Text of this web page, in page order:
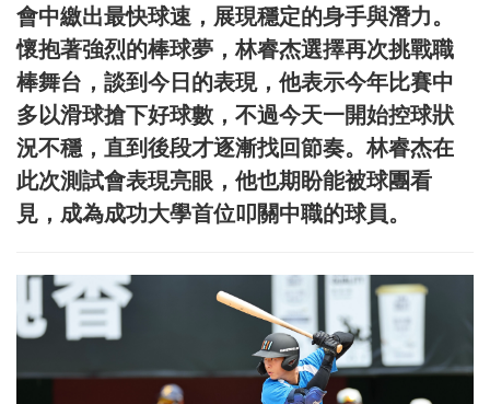
會中繳出最快球速，展現穩定的身手與潛力。
懷抱著強烈的棒球夢，林睿杰選擇再次挑戰職
棒舞台，談到今日的表現，他表示今年比賽中
多以滑球搶下好球數，不過今天一開始控球狀
況不穩，直到後段才逐漸找回節奏。林睿杰在
此次測試會表現亮眼，他也期盼能被球團看
見，成為成功大學首位叩關中職的球員。